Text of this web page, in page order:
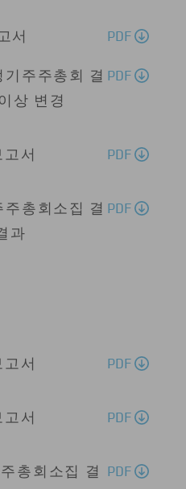
서 PDF
주주총회 결
상 변경
PDF
서
PDF
총회소집 결
과
PDF
서
PDF
서
PDF
총회소집 결
PDF